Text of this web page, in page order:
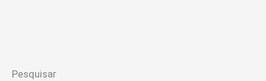
Pesquisar